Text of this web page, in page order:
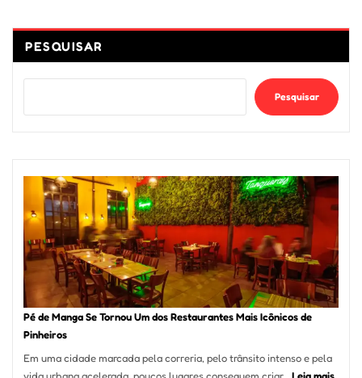
PESQUISAR
Pesquisar
Pé de Manga Se Tornou Um dos Restaurantes Mais Icônicos de
Pinheiros
Em uma cidade marcada pela correria, pelo trânsito intenso e pela
vida urbana acelerada, poucos lugares conseguem criar… Leia mais: